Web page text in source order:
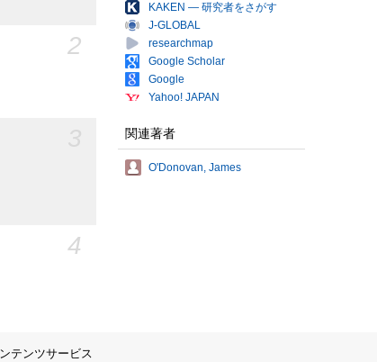
2
4
KAKEN — 研究者をさがす
J-GLOBAL
researchmap
Google Scholar
Google
Yahoo! JAPAN
関連著者
O'Donovan, James
テンツサービス